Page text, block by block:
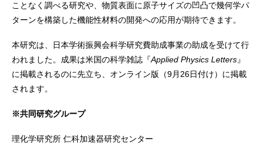
ことなく調べる研究や、物質表面に原子サイズの凹凸で幾何学パ
ターンを構築した機能性材料の開発への応用が期待できます。
本研究は、日本学術振興会科学研究費助成事業の助成を受けて行
われました。成果は米国の科学雑誌『Applied Physics Letters』
に掲載されるのに先立ち、オンライン版（9月26日付け）に掲載
されます。
※共同研究グループ
理化学研究所 仁科加速器研究センター